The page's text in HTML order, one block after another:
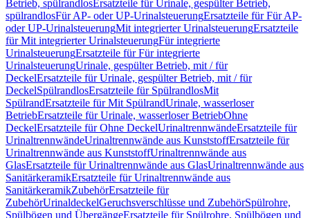
Betrieb, spülrandlosErsatzteile für Urinale, gespülter Betrieb,
spülrandlosFür AP- oder UP-UrinalsteuerungErsatzteile für Für AP-
oder UP-UrinalsteuerungMit integrierter UrinalsteuerungErsatzteile
für Mit integrierter UrinalsteuerungFür integrierte
UrinalsteuerungErsatzteile für Für integrierte
UrinalsteuerungUrinale, gespülter Betrieb, mit / für
DeckelErsatzteile für Urinale, gespülter Betrieb, mit / für
DeckelSpülrandlosErsatzteile für SpülrandlosMit
SpülrandErsatzteile für Mit SpülrandUrinale, wasserloser
BetriebErsatzteile für Urinale, wasserloser BetriebOhne
DeckelErsatzteile für Ohne DeckelUrinaltrennwändeErsatzteile für
UrinaltrennwändeUrinaltrennwände aus KunststoffErsatzteile für
Urinaltrennwände aus KunststoffUrinaltrennwände aus
GlasErsatzteile für Urinaltrennwände aus GlasUrinaltrennwände aus
SanitärkeramikErsatzteile für Urinaltrennwände aus
SanitärkeramikZubehörErsatzteile für
ZubehörUrinaldeckelGeruchsverschlüsse und ZubehörSpülrohre,
Spülbögen und ÜbergängeErsatzteile für Spülrohre, Spülbögen und